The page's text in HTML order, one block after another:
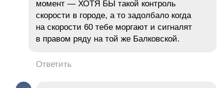
момент — ХОТЯ БЫ такой контроль
скорости в городе, а то задолбало когда
на скорости 60 тебе моргают и сигналят
в правом ряду на той же Балковской.
Ответить